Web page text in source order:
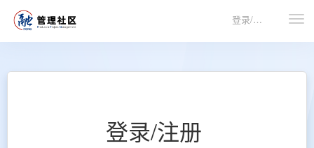
登录/注册
登录/注册